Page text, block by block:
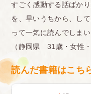
すごく感動する話ばか
を、早いうちから、し
って一気に読んでしまい
（静岡県 31歳・女性・
読んだ書籍はこち